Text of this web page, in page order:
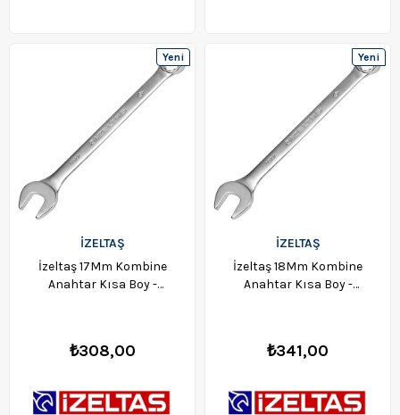
İZELTAŞ
İzeltaş 17Mm Kombine
Anahtar Kısa Boy -
₺308,00
Yeni
Ürün
İZELTAŞ
İzeltaş 18Mm Kombine
Anahtar Kısa Boy -
₺341,00
Yeni
Ürün